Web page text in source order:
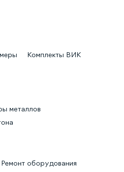
Комплекты ВИК
металлов
Ремонт оборудования